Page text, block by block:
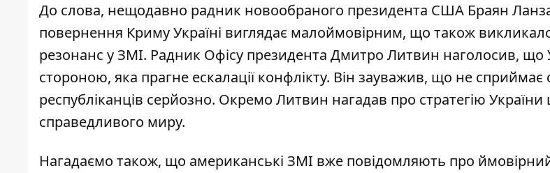
До слова, нещодавно радник новообраного президента США Браян
повернення Криму Україні виглядає малоймовірним, що також
резонанс у ЗМІ. Радник Офісу президента Дмитро Литвин наголосив, що
стороною, яка прагне ескалації конфлікту. Він зауважив, що не сприймає
республіканців серйозно. Окремо Литвин нагадав про стратегію
справедливого миру.
Нагадаємо також, що американські ЗМІ вже повідомляють про